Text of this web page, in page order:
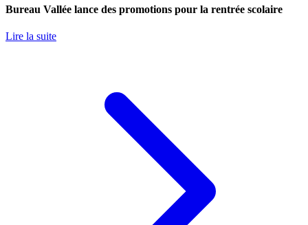
Bureau Vallée lance des promotions pour la rentrée scolaire
Lire la suite